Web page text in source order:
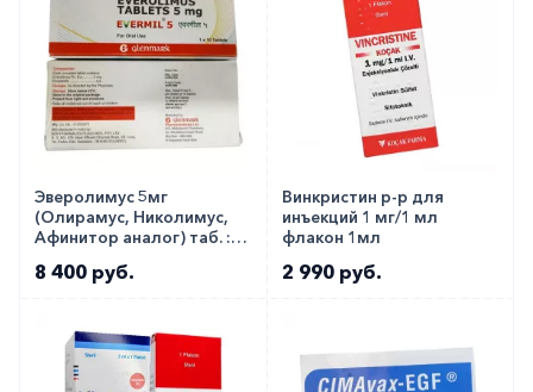
Эверолимус 5мг
(Олирамус, Николимус,
Афинитор аналог) таб. ::
8 400 руб.
Винкристин р-р для
инъекций 1 мг/1 мл
флакон 1мл
2 990 руб.